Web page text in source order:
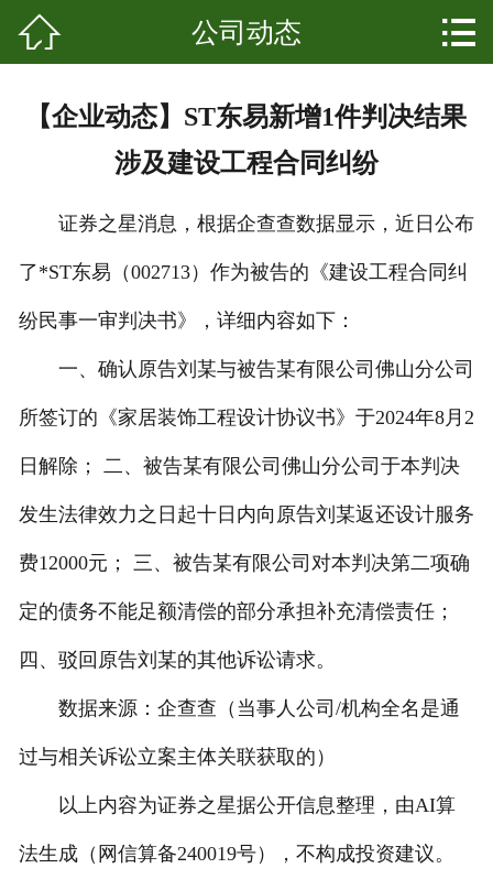
科普知识
发展起源
联系我们
客户留言
 公司动态 
【企业动态】ST东易新增1件判决结果
涉及建设工程合同纠纷
证券之星消息，根据企查查数据显示，近日公布
了*ST东易（002713）作为被告的《建设工程合同纠
纷民事一审判决书》，详细内容如下：
一、确认原告刘某与被告某有限公司佛山分公司
所签订的《家居装饰工程设计协议书》于2024年8月2
日解除； 二、被告某有限公司佛山分公司于本判决
发生法律效力之日起十日内向原告刘某返还设计服务
费12000元； 三、被告某有限公司对本判决第二项确
定的债务不能足额清偿的部分承担补充清偿责任；
四、驳回原告刘某的其他诉讼请求。
数据来源：企查查（当事人公司/机构全名是通
过与相关诉讼立案主体关联获取的）
以上内容为证券之星据公开信息整理，由AI算
法生成（网信算备240019号），不构成投资建议。